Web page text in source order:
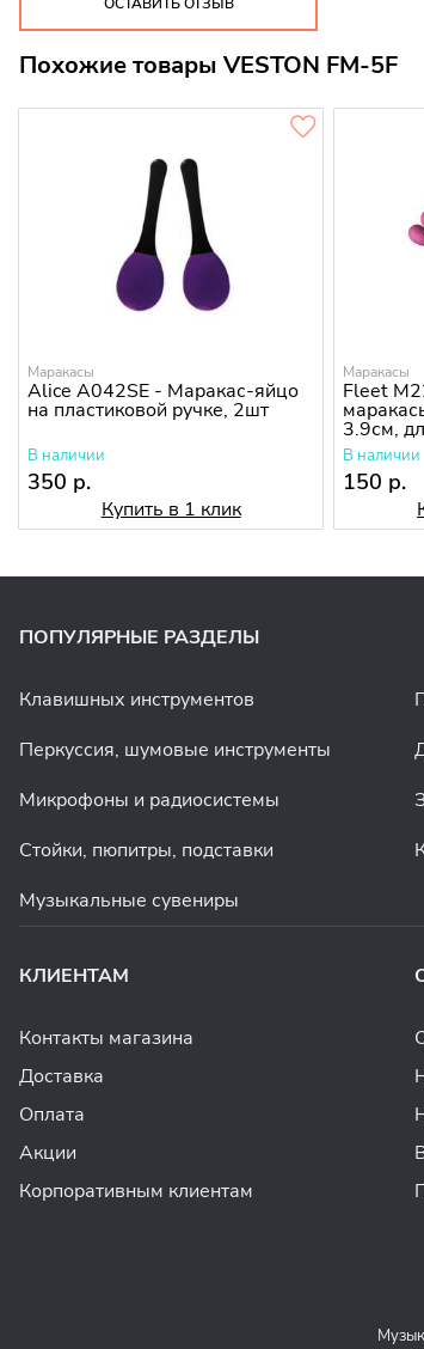
ОСТАВИТЬ ОТЗЫВ
Похожие товары VESTON FM-5F
Маракасы
Alice A042SE - Маракас-яйцо
на пластиковой ручке, 2шт
В наличии
350 р.
Купить в 1 клик
Маракасы
Fleet
3.9см,
В наличии
150 р.
ПОПУЛЯРНЫЕ РАЗДЕЛЫ
Клавишных инструментов
Перкуссия, шумовые инструменты
Микрофоны и радиосистемы
Стойки, пюпитры, подставки
Музыкальные сувениры
КЛИЕНТАМ
Контакты магазина
Доставка
Оплата
Акции
Корпоративным клиентам